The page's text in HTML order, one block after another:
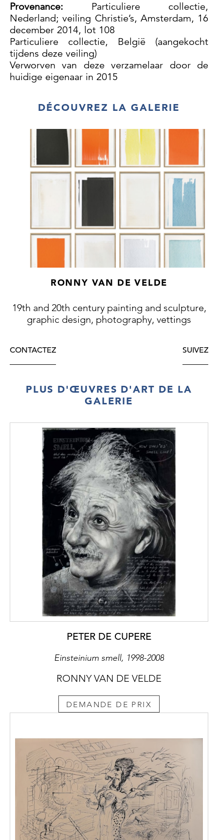
Provenance: Particuliere collectie,
Nederland; veiling Christie’s, Amsterdam, 16
december 2014, lot 108
Particuliere collectie, België (aangekocht
tijdens deze veiling)
Verworven van deze verzamelaar door de
huidige eigenaar in 2015
DÉCOUVREZ LA GALERIE
RONNY VAN DE VELDE
19th and 20th century painting and sculpture,
graphic design, photography, vettings
CONTACTEZ SUIVEZ
PLUS D'ŒUVRES D'ART DE LA
GALERIE
PETER DE CUPERE
Einsteinium smell, 1998-2008
RONNY VAN DE VELDE
DEMANDE DE PRIX